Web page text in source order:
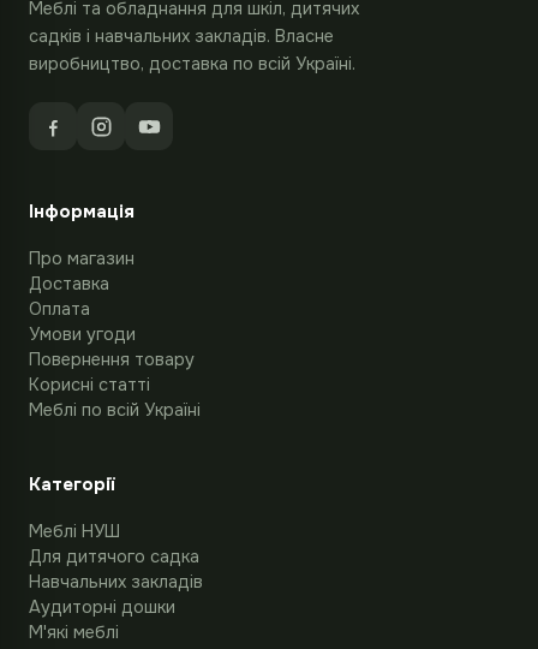
Меблі та обладнання для шкіл, дитячих
садків і навчальних закладів. Власне
виробництво, доставка по всій Україні.
Інформація
Про магазин
Доставка
Оплата
Умови угоди
Повернення товару
Корисні статті
Меблі по всій Україні
Категорії
Меблі НУШ
Для дитячого садка
Навчальних закладів
Аудиторні дошки
М'які меблі